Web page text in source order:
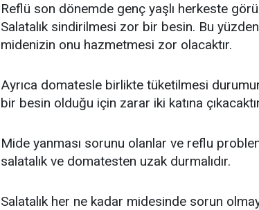
Reflü son dönemde genç yaşlı herkeste
Salatalık sindirilmesi zor bir besin. Bu
midenizin onu hazmetmesi zor olacaktır.
Ayrıca domatesle birlikte tüketilmesi
bir besin olduğu için zarar iki katına
Mide yanması sorunu olanlar ve reflu
salatalık ve domatesten uzak durmalıdır.
Salatalık her ne kadar midesinde sorun